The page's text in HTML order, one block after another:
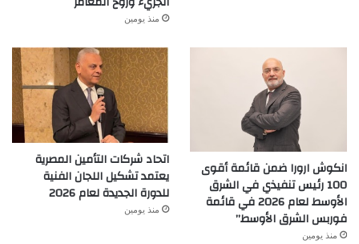
منذ يومين
انكوش ارورا ضمن قائمة أقوى
100 رئيس تنفيذي في الشرق
الأوسط لعام 2026 في قائمة
فوربس الشرق الأوسط”
منذ يومين
اتحاد شركات التأمين المصرية
يعتمد تشكيل اللجان الفنية
للدورة الجديدة لعام 2026
منذ يومين